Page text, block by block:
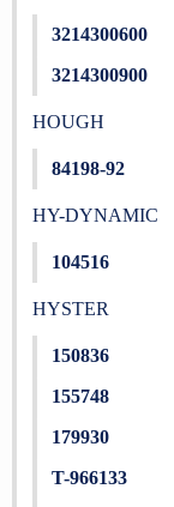
3214300600
3214300900
HOUGH
84198-92
HY-DYNAMIC
104516
HYSTER
150836
155748
179930
T-966133